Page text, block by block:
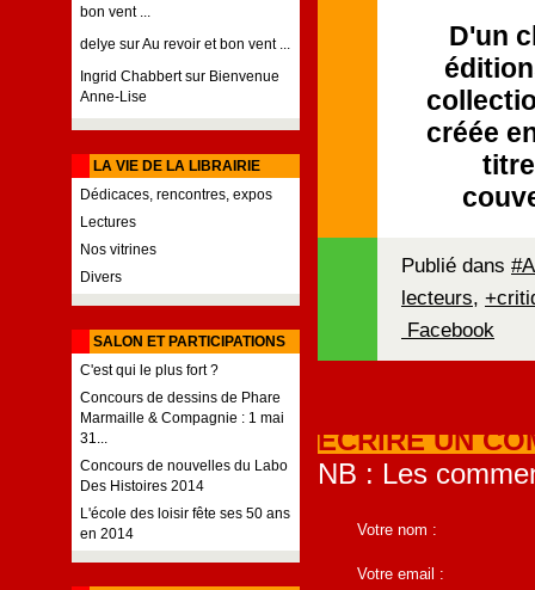
bon vent ...
delye surAu revoir et bon vent ...
Ingrid Chabbertsur Bienvenue
Anne-Lise
LA VIE DE LA LIBRAIRIE
Dédicaces, rencontres, expos
Lectures
Nos vitrines
Divers
SALON ET PARTICIPATIONS
C'est qui le plus fort ?
Concours de dessins de Phare
Marmaille & Compagnie : 1 mai
31...
Concours de nouvelles du Labo
Des Histoires 2014
L'école des loisir fête ses 50 ans
en 2014
D'un
créée
Publié dans
lecteurs,
Facebook
ECRIRE UN
NB : Les
Votre nom :
Votre email :